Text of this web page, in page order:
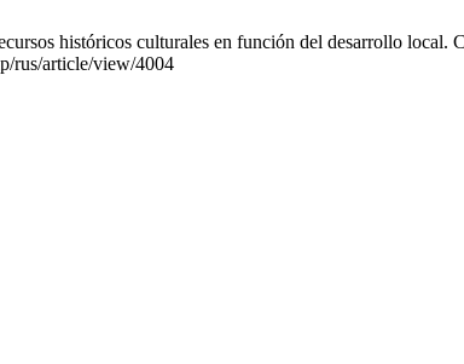
históricos culturales en función del desarrollo local.
rus/article/view/4004